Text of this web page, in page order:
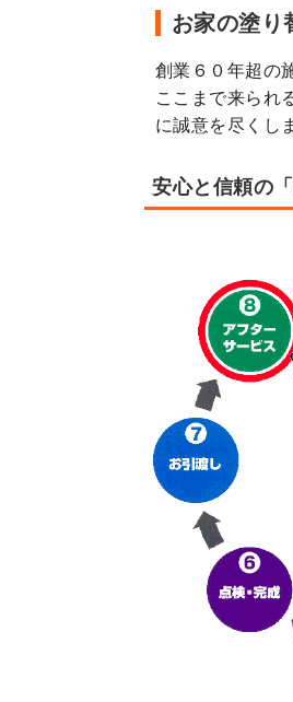
お家の塗
創業６０年超の
ここまで来られ
に誠意を尽くし
安心と信頼の「